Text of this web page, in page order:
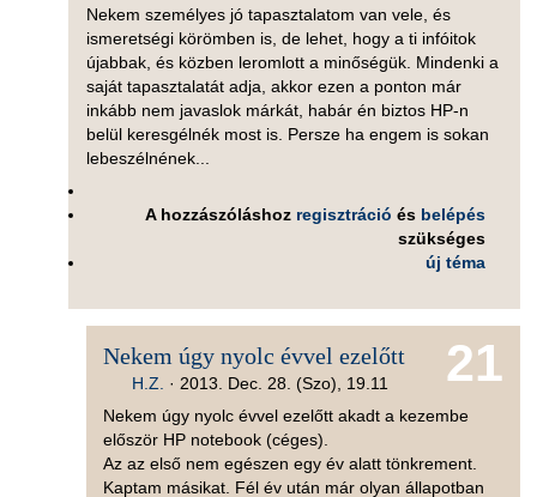
Nekem személyes jó tapasztalatom van vele, és
ismeretségi körömben is, de lehet, hogy a ti infóitok
újabbak, és közben leromlott a minőségük. Mindenki a
saját tapasztalatát adja, akkor ezen a ponton már
inkább nem javaslok márkát, habár én biztos HP-n
belül keresgélnék most is. Persze ha engem is sokan
lebeszélnének...
A hozzászóláshoz regisztráció és belépés
szükséges
új téma
21
Nekem úgy nyolc évvel ezelőtt
H.Z. · 2013. Dec. 28. (Szo), 19.11
Nekem úgy nyolc évvel ezelőtt akadt a kezembe
először HP notebook (céges).
Az az első nem egészen egy év alatt tönkrement.
Kaptam másikat. Fél év után már olyan állapotban